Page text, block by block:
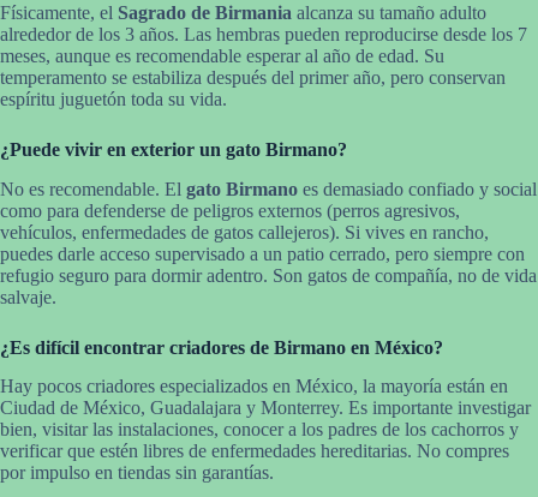
Físicamente, el Sagrado de Birmania alcanza su tamaño adulto
alrededor de los 3 años. Las hembras pueden reproducirse desde los 7
meses, aunque es recomendable esperar al año de edad. Su
temperamento se estabiliza después del primer año, pero conservan
espíritu juguetón toda su vida.
¿Puede vivir en exterior un gato Birmano?
No es recomendable. El gato Birmano es demasiado confiado y social
como para defenderse de peligros externos (perros agresivos,
vehículos, enfermedades de gatos callejeros). Si vives en rancho,
puedes darle acceso supervisado a un patio cerrado, pero siempre con
refugio seguro para dormir adentro. Son gatos de compañía, no de vida
salvaje.
¿Es difícil encontrar criadores de Birmano en México?
Hay pocos criadores especializados en México, la mayoría están en
Ciudad de México, Guadalajara y Monterrey. Es importante investigar
bien, visitar las instalaciones, conocer a los padres de los cachorros y
verificar que estén libres de enfermedades hereditarias. No compres
por impulso en tiendas sin garantías.